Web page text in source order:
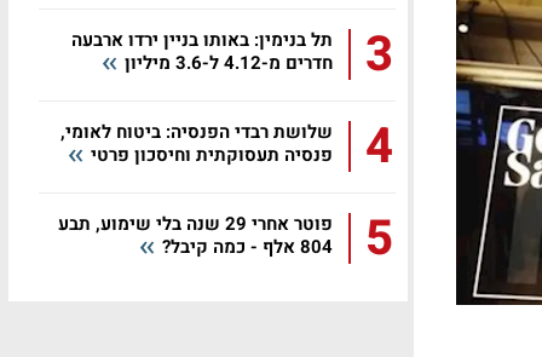
3
תל בנימין: באותו בניין ירדו ארבעה
חדרים מ-4.12 ל-3.6 מיליון
4
שלושת רבדי הפנסיה: ביטוח לאומי,
פנסיה תעסוקתית וחיסכון פרטי
5
פוטר אחרי 29 שנה בלי שימוע, תבע
804 אלף - כמה קיבל?